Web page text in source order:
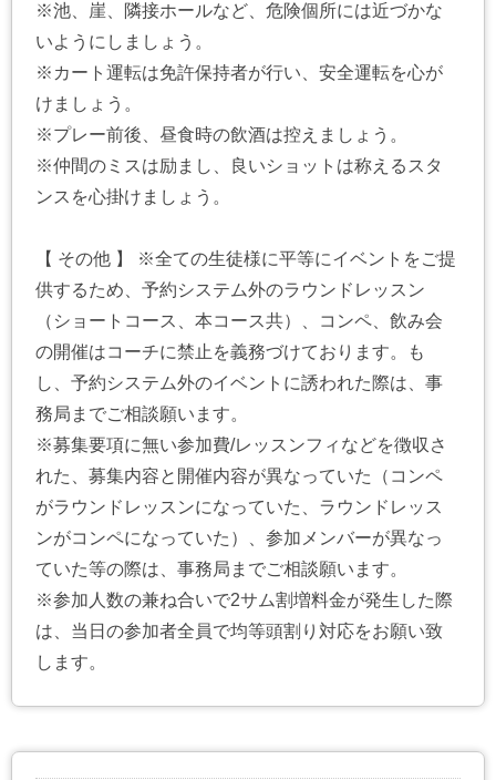
※池、崖、隣接ホールなど、危険個所には近づかな
いようにしましょう。
※カート運転は免許保持者が行い、安全運転を心が
けましょう。
※プレー前後、昼食時の飲酒は控えましょう。
※仲間のミスは励まし、良いショットは称えるスタ
ンスを心掛けましょう。
【 その他 】 ※全ての生徒様に平等にイベントをご提
供するため、予約システム外のラウンドレッスン
（ショートコース、本コース共）、コンペ、飲み会
の開催はコーチに禁止を義務づけております。も
し、予約システム外のイベントに誘われた際は、事
務局までご相談願います。
※募集要項に無い参加費/レッスンフィなどを徴収さ
れた、募集内容と開催内容が異なっていた（コンペ
がラウンドレッスンになっていた、ラウンドレッス
ンがコンペになっていた）、参加メンバーが異なっ
ていた等の際は、事務局までご相談願います。
※参加人数の兼ね合いで2サム割増料金が発生した際
は、当日の参加者全員で均等頭割り対応をお願い致
します。